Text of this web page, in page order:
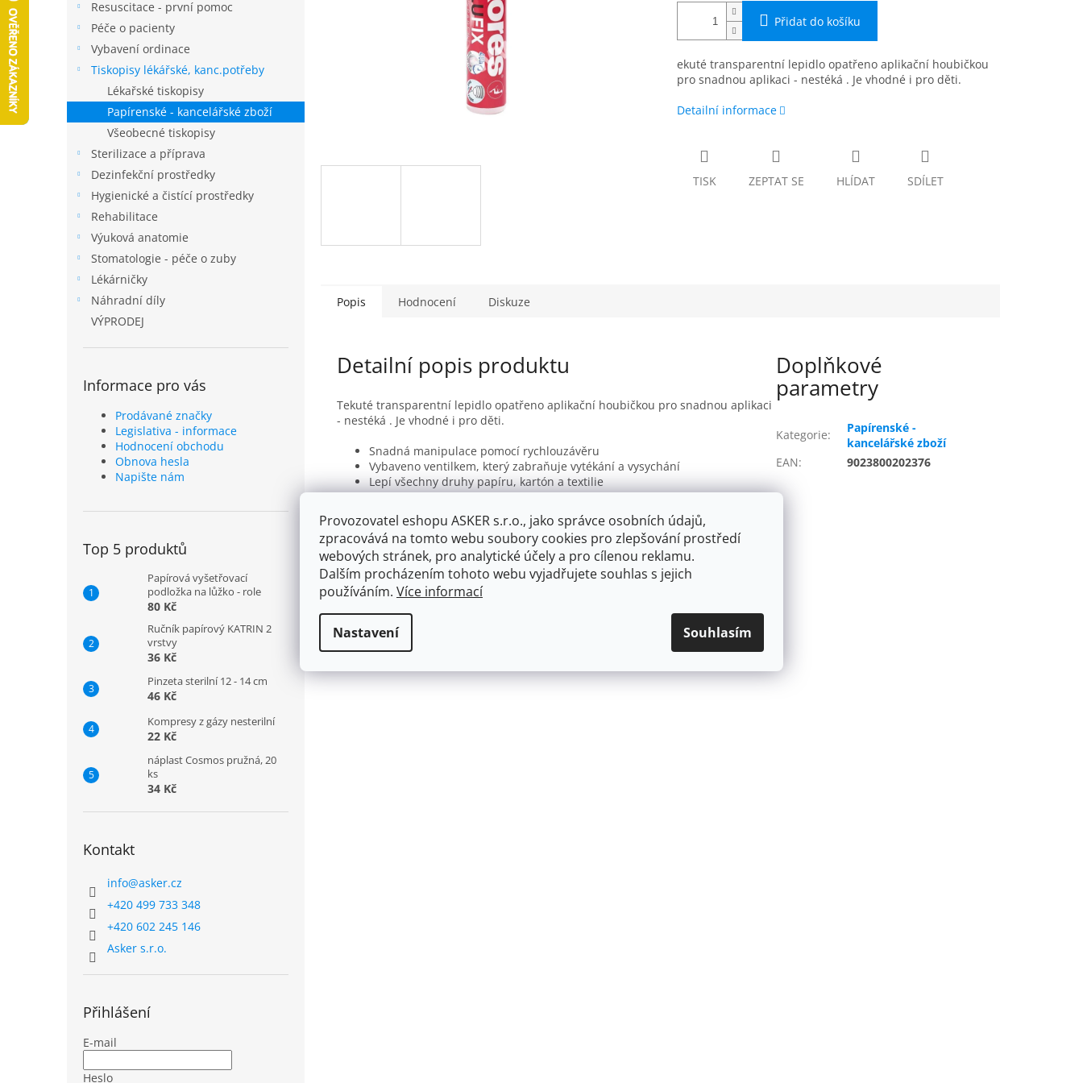
Provozovatel eshopu ASKER s.r.o., jako správce osobních údajů,
zpracovává na tomto webu soubory cookies pro zlepšování prostředí
webových stránek, pro analytické účely a pro cílenou reklamu.
Dalším procházením tohoto webu vyjadřujete souhlas s jejich
používáním. Více informací
Nastavení Souhlasím
Resuscitace - první pomoc
Péče o pacienty
Vybavení ordinace
Tiskopisy lékářské, kanc.potřeby
Lékařské tiskopisy
Papírenské - kancelářské zboží
Všeobecné tiskopisy
Sterilizace a příprava
Dezinfekční prostředky
Hygienické a čistící prostředky
Rehabilitace
Výuková anatomie
Stomatologie - péče o zuby
Lékárničky
Náhradní díly
VÝPRODEJ
Informace pro vás
Prodávané značky
Legislativa - informace
Hodnocení obchodu
Obnova hesla
Napište nám
Top 5 produktů
Papírová vyšetřovací
podložka na lůžko - role
80 Kč
Ručník papírový KATRIN 2
vrstvy
36 Kč
Pinzeta sterilní 12 - 14 cm
46 Kč
Kompresy z gázy nesterilní
22 Kč
náplast Cosmos pružná, 20
ks
34 Kč
Kontakt
info@asker.cz
+420 499 733 348
+420 602 245 146
Asker s.r.o.
Přihlášení
E-mail
Heslo
Přidat do košíku
ekuté transparentní lepidlo opatřeno aplikační houbičkou
pro snadnou aplikaci - nestéká . Je vhodné i pro děti.
Detailní informace
TISK ZEPTAT SE HLÍDAT SDÍLET
Popis Hodnocení Diskuze
Detailní popis produktu
Tekuté transparentní lepidlo opatřeno aplikační houbičkou pro snadnou aplikaci
- nestéká . Je vhodné i pro děti.
Snadná manipulace pomocí rychlouzávěru
Vybaveno ventilkem, který zabraňuje vytékání a vysychání
Lepí všechny druhy papíru, kartón a textilie
Neobsahuje rozpouštědla, netoxické
Lepí rychle, papír nevlhne, nekroutí se
Lehce vypratelné
Obsah 30 ml
Doplňkové
parametry
Kategorie:
Papírenské -
kancelářské zboží
EAN: 9023800202376